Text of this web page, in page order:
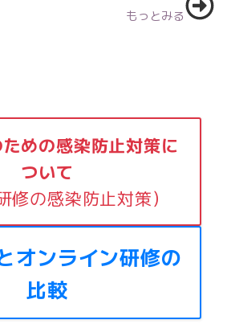
もっとみる
めの感染防止対策に
ついて
修の感染防止対策）
オンライン研修の
比較